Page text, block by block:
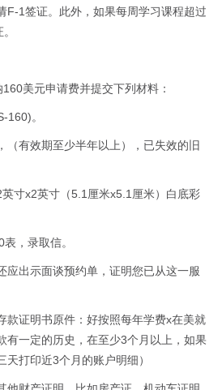
F-1签证。此外，如果每周学习课程超过
美元申请费并提交下列材料：
160)。
（有效期至少半年以上），已失效的旧
寸x2英寸（5.1厘米x5.1厘米）白底彩
，录取信。
应出示面谈预约单，证明您已从这一服
款证明书原件：好按照每年学费x在美就
有一定的历史，在至少3个月以上，如果
打印近3个月的账户明细）